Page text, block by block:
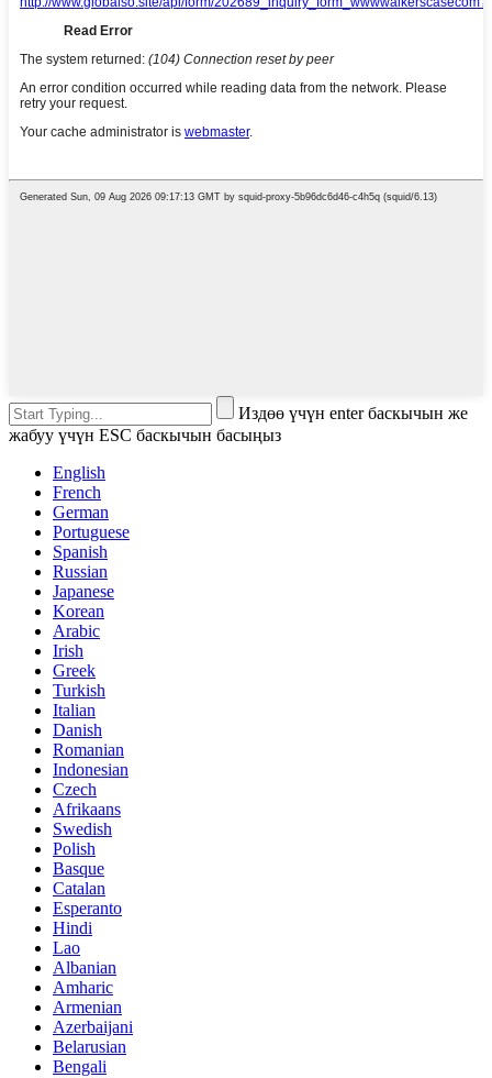
Издөө үчүн enter баскычын же
жабуу үчүн ESC баскычын басыңыз
English
French
German
Portuguese
Spanish
Russian
Japanese
Korean
Arabic
Irish
Greek
Turkish
Italian
Danish
Romanian
Indonesian
Czech
Afrikaans
Swedish
Polish
Basque
Catalan
Esperanto
Hindi
Lao
Albanian
Amharic
Armenian
Azerbaijani
Belarusian
Bengali